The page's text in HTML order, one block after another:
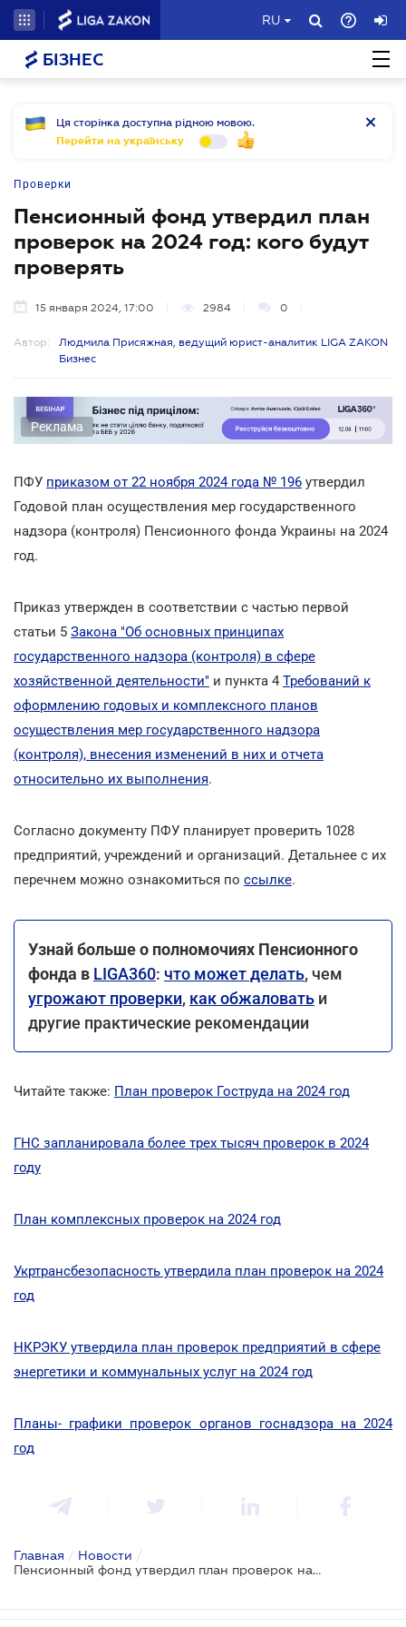
RU
БІЗНЕС
Ця сторінка доступна рідною мовою.
Перейти на українську
Проверки
Пенсионный фонд утвердил план
проверок на 2024 год: кого будут
проверять
15 января 2024, 17:00 2984 0
Автор:
Людмила Присяжная, ведущий юрист-аналитик LIGA ZAKON
Бизнес
Реклама
ПФУ приказом от 22 ноября 2024 года № 196 утвердил
Годовой план осуществления мер государственного
надзора (контроля) Пенсионного фонда Украины на 2024
год.
Приказ утвержден в соответствии с частью первой
статьи 5 Закона "Об основных принципах
государственного надзора (контроля) в сфере
хозяйственной деятельности" и пункта 4 Требований к
оформлению годовых и комплексного планов
осуществления мер государственного надзора
(контроля), внесения изменений в них и отчета
относительно их выполнения.
Согласно документу ПФУ планирует проверить 1028
предприятий, учреждений и организаций. Детальнее с их
перечнем можно ознакомиться по ссылке.
Узнай больше о полномочиях Пенсионного
фонда в LIGA360: что может делать, чем
угрожают проверки, как обжаловать и
другие практические рекомендации
Читайте также: План проверок Гоструда на 2024 год
ГНС запланировала более трех тысяч проверок в 2024
году
План комплексных проверок на 2024 год
Укртрансбезопасность утвердила план проверок на 2024
год
НКРЭКУ утвердила план проверок предприятий в сфере
энергетики и коммунальных услуг на 2024 год
Планы- графики проверок органов госнадзора на 2024
год
Главная / Новости /
Пенсионный фонд утвердил план проверок на 2024 год: кого будут проверять